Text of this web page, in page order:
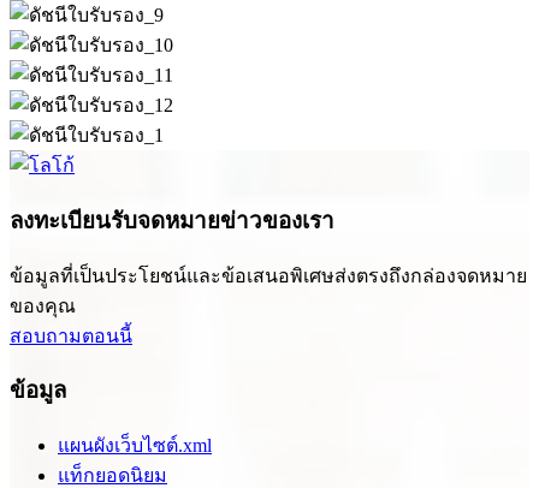
ลงทะเบียนรับจดหมายข่าวของเรา
ข้อมูลที่เป็นประโยชน์และข้อเสนอพิเศษส่งตรงถึงกล่องจดหมาย
ของคุณ
สอบถามตอนนี้
ข้อมูล
แผนผังเว็บไซต์.xml
แท็กยอดนิยม